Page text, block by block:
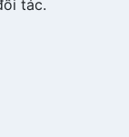
tác.